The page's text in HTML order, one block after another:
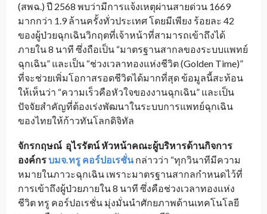
(สพฉ.) ปี 2568 พบว่ามีการแจ้งเหตุผ่านสายด่วน 1669
มากกว่า 1.9 ล้านครั้งทั่วประเทศ โดยมีเพียง ร้อยละ 42
ของผู้ป่วยฉุกเฉินวิกฤตที่เจ้าหน้าที่สามารถเข้าถึงได้
ภายใน 8 นาที ซึ่งถือเป็น “มาตรฐานสากลของระบบแพทย์
ฉุกเฉิน” และเป็น “ช่วงเวลาทองแห่งชีวิต (Golden Time)”
ที่จะช่วยเพิ่มโอกาสรอดชีวิตได้มากที่สุด ข้อมูลนี้สะท้อน
ให้เห็นว่า “ความเร็วคือหัวใจของงานฉุกเฉิน” และเป็น
ปัจจัยสำคัญที่ต้องเร่งพัฒนาในระบบการแพทย์ฉุกเฉิน
ของไทยให้ก้าวทันโลกดิจิทัล
จักรกฤษณ์ อุไรรัตน์ หัวหน้าคณะผู้บริหารด้านกิจการ
องค์กรบมจ.ทรู คอร์ปอเรชั่นกล่าวว่า “ทุกวินาทีมีความ
หมายในภาวะฉุกเฉิน เพราะมาตรฐานสากลกำหนดไว้ที่
การเข้าถึงผู้ป่วยภายใน 8 นาที ซึ่งคือช่วงเวลาทองแห่ง
ชีวิต ทรู คอร์ปอเรชั่น มุ่งมั่นนำศักยภาพด้านเทคโนโลยี